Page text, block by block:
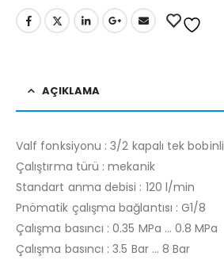
AÇIKLAMA
Valf fonksiyonu : 3/2 kapalı tek bobinli
Çalıştırma türü : mekanik
Standart anma debisi : 120 l/min
Pnömatik çalışma bağlantısı : G1/8
Çalışma basıncı : 0.35 MPa … 0.8 MPa
Çalışma basıncı : 3.5 Bar … 8 Bar